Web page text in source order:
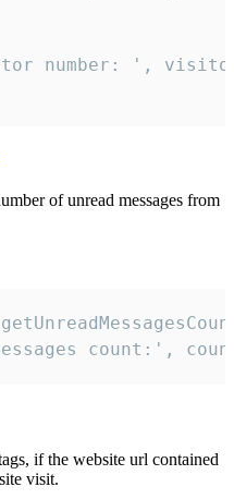
number: ',
of unread messages from
count:',
if the website url contained
visit.